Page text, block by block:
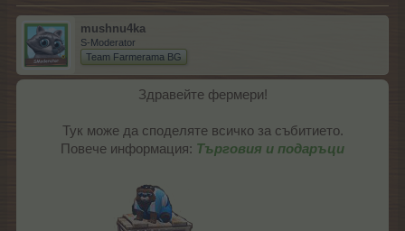
mushnu4ka
S-Moderator
Team Farmerama BG
Здравейте фермери!
Тук може да споделяте всичко за събитието.
Повече информация: Търговия и подаръци